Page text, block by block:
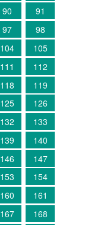
90
91
97
98
104
105
111
112
118
119
125
126
132
133
139
140
146
147
153
154
160
161
167
168